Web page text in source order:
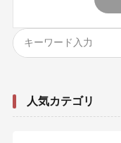
人気カテゴリ